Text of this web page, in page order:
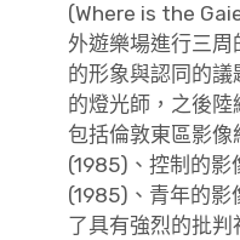
(Where is the
外遊樂場進行三
的形象與認同的議
的燈光師，之後陸
包括倫敦東區影
(1985)、控制的影
(1985)、青年的影
了具有強烈的批